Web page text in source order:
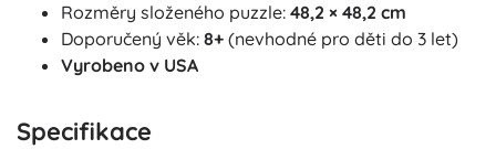
Rozměry složeného puzzle: 48,2 × 48,2 cm
Doporučený věk: 8+ (nevhodné pro děti do 3 let)
Vyrobeno v USA
Specifikace